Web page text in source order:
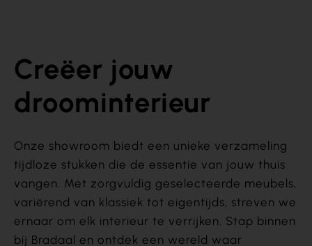
Creëer jouw
droominterieur
Onze showroom biedt een unieke verzameling
tijdloze stukken die de essentie van jouw thuis
vangen. Met zorgvuldig geselecteerde meubels,
variërend van klassiek tot eigentijds, streven we
ernaar om elk interieur te verrijken. Stap binnen
bij Bradaal en ontdek een wereld waar